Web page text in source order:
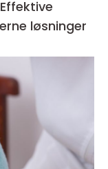
løsninger